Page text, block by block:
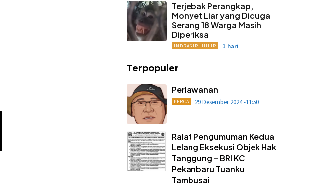
Terjebak Perangkap,
Monyet Liar yang Diduga
Serang 18 Warga Masih
Diperiksa
INDRAGIRI HILIR 1 hari
Terpopuler
Perlawanan
PERCA 29 Desember 2024 -11:50
Ralat Pengumuman Kedua
Lelang Eksekusi Objek Hak
Tanggung – BRI KC
Pekanbaru Tuanku
Tambusai